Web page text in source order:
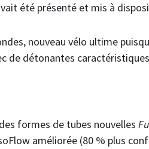
été présenté et mis à
nouveau vélo ultime
de détonantes
formes de tubes nouvelles
améliorée (80 % plus